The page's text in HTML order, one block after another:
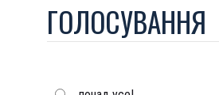
ГОЛОСУВАННЯ